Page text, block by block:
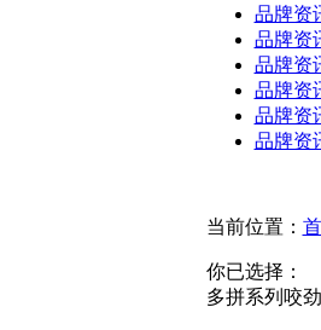
品牌资
品牌资
品牌资
品牌资
品牌资
品牌资
当前位置：
你已选择：
多拼系列 咬